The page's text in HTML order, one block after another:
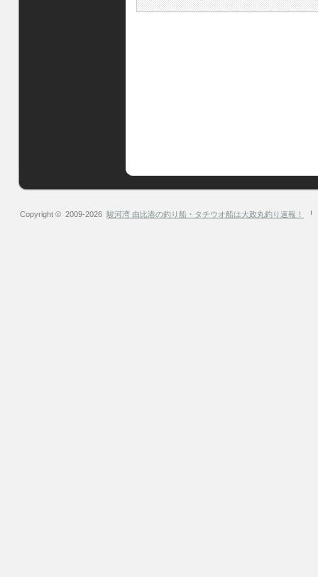
Copyright © 2009-2026 駿河湾 由比港の釣り船・タチウオ船は大政丸釣り速報！